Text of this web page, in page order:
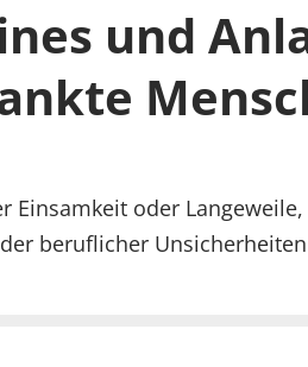
und
Einsamkeit oder
beruflicher